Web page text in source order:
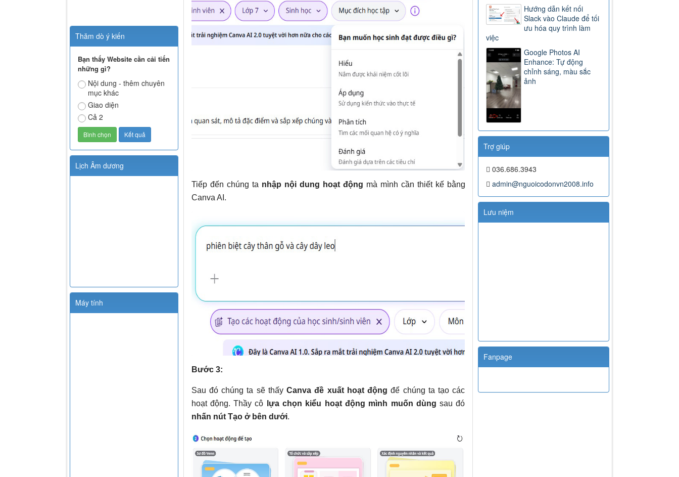
Tiếp đến chúng ta nhập nội dung hoạt động mà mình cần thiết kế bằng
Canva AI.
Bước 3:
Sau đó chúng ta sẽ thấyCanva đề xuất hoạt động để chúng ta tạo các
hoạt động. Thầy cô
lựa chọn kiểu hoạt động mình muốn dùngsau đó
nhấn nút Tạo ở bên dưới.
Hướng dẫn kết nối
Slack vào Claude để tối
ưu hóa quy trình làm
việc
Google Photos AI
Enhance: Tự động
chỉnh sáng, màu sắc
ảnh
Trợ giúp
036.686.3943
admin@nguoicodonvn2008.info
Lưu niệm
Fanpage
Thăm dò ý kiến
Bạn thấy Website cần cải tiến
những gì?
Nội dung - thêm chuyên
mục khác
Giao diện
Cả 2
Lịch Âm dương
Máy tính